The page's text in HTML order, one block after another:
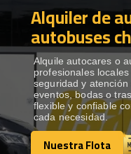
ALQUILER DE
DESTINOS
RECORRIDAS
FLOTA
Alquiler de
autobuses
Alquile autocares o
profesionales
seguridad y atención
eventos, bodas o
flexible y confiable
cada necesidad.
Nuestra Flota